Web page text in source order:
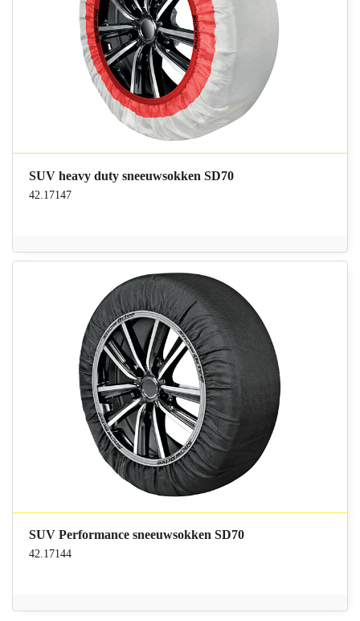
SUV heavy duty sneeuwsokken SD70
42.17147
SUV Performance sneeuwsokken SD70
42.17144